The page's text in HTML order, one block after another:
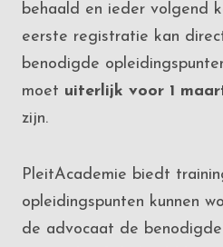
behaald en ieder volgend
eerste registratie kan
benodigde
moet uiterlijk voor 1
zijn.
PleitAcademie biedt
opleidingspunten kunnen
de advocaat de